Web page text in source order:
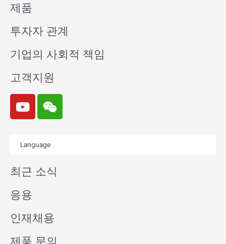
제품
투자자 관계
기업의 사회적 책임
고객지원
Y
o
u
e
W
e
i
n
Language
최근 소식
응용
인재채용
제품 문의